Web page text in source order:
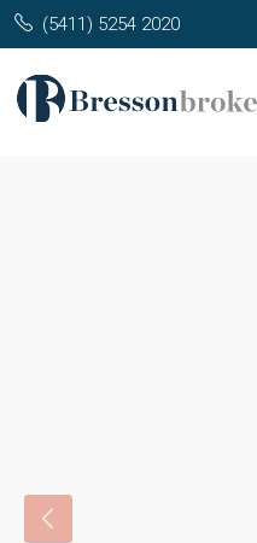
(5411) 5254 2020